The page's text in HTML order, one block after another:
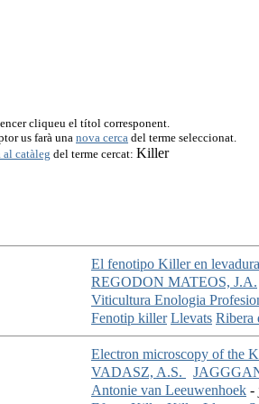
cliqueu el títol corresponent.
us farà una nova cerca del terme seleccionat.
al catàleg del terme cercat: Killer
El fenotipo Killer en
REGODON MATEOS, J.A.
Viticultura Enologia
Fenotip killer Llevats Ribera
Electron microscopy of the
VADASZ, A.S.
Antonie van Leeuwenhoek -